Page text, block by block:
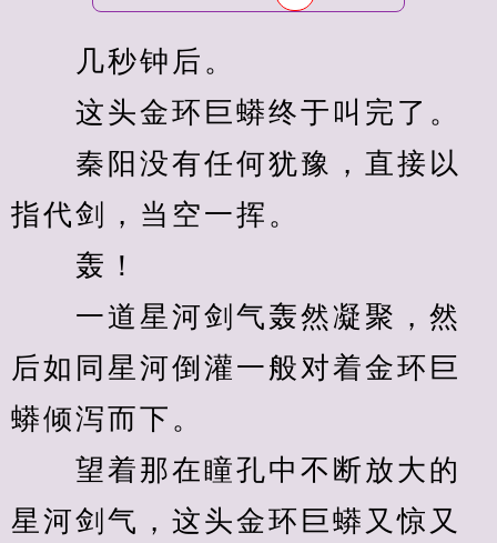
几秒钟后。
这头金环巨蟒终于叫完了。
秦阳没有任何犹豫，直接以
指代剑，当空一挥。
轰！
一道星河剑气轰然凝聚，然
后如同星河倒灌一般对着金环巨
蟒倾泻而下。
望着那在瞳孔中不断放大的
星河剑气，这头金环巨蟒又惊又